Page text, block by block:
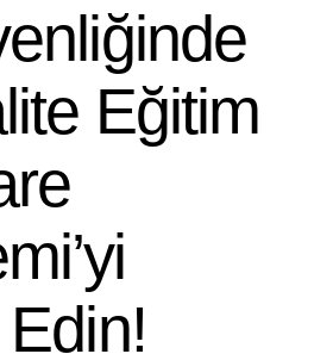
Eğitim